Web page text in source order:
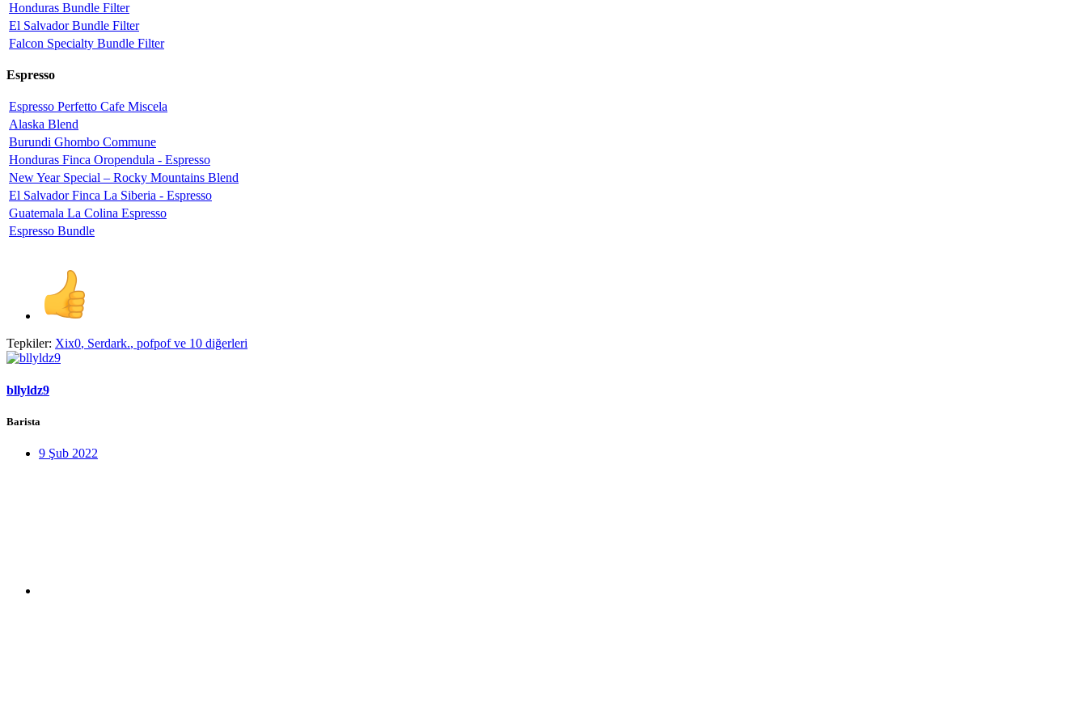
Honduras Bundle Filter
El Salvador Bundle Filter
Falcon Specialty Bundle Filter
Espresso
Espresso Perfetto Cafe Miscela
Alaska Blend
Burundi Ghombo Commune
Honduras Finca Oropendula - Espresso
New Year Special – Rocky Mountains Blend
El Salvador Finca La Siberia - Espresso
Guatemala La Colina Espresso
Espresso Bundle
Tepkiler: Xix0, Serdark., pofpofve 10 diğerleri
bllyldz9
Barista
9 Şub 2022